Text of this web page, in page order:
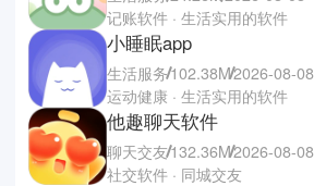
记账软件 · 生活实用的软件
小睡眠app
生活服务102.38M2026-08-08
运动健康 · 生活实用的软件
他趣聊天软件
聊天交友132.36M2026-08-08
社交软件 · 同城交友